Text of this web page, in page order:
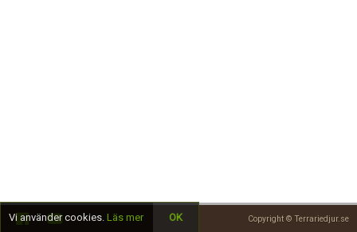
Copyright © Terrariedjur.se
Vi använder cookies. Läs mer OK